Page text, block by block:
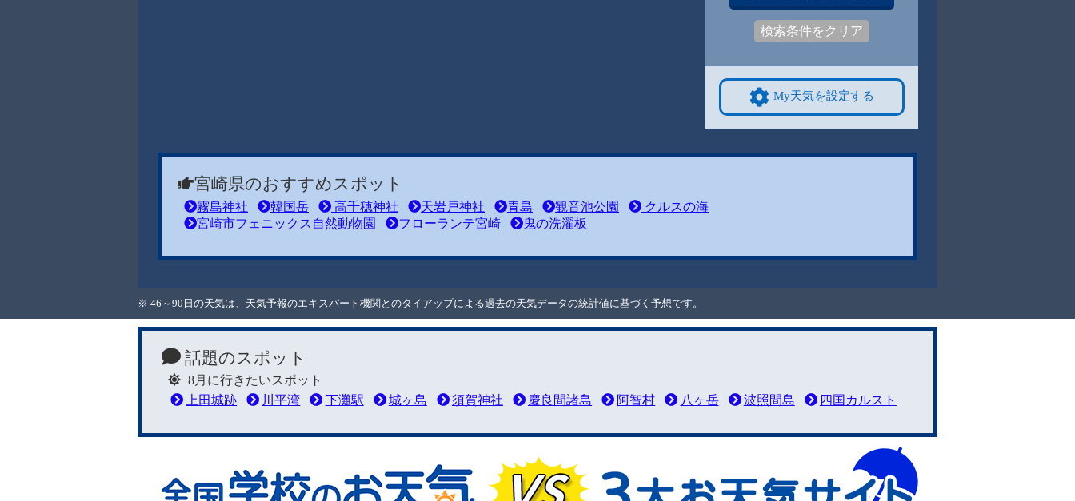
検索条件をクリア
My天気を設定する
宮崎県のおすすめスポット
霧島神社 韓国岳 高千穂神社 天岩戸神社 青島 観音池公園
クルスの海
宮崎市フェニックス自然動物園
フローランテ宮崎 鬼の洗濯板
※ 46～90日の天気は、天気予報のエキスパート機関とのタイアップによる過去の天気データの統計値に基づく予想です。
話題のスポット
8月に行きたいスポット
上田城跡
川平湾 下灘駅 城ヶ島 須賀神社 慶良間諸島 阿智村 八ヶ岳 波照間島 四国カルスト